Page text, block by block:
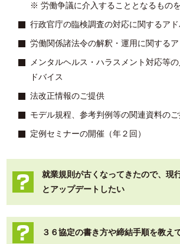
※ 労働争議に介入することとなるものを
行政官庁の臨検調査の対応に関するアド
労働関係諸法令の解釈・運用に関するア
メンタルヘルス・ハラスメント対応等
ドバイス
法改正情報のご提供
モデル規程、参考判例等の関連資料の
定例セミナーの開催（年２回）
就業規則が古くなってきたので、現
とアップデートしたい
３６協定の書き方や締結手順を教え